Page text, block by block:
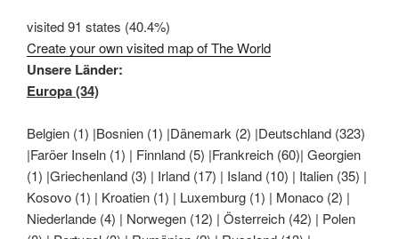
visited 91 states (40.4%)
Create your own visited map of The World
Unsere Länder:
Europa (34)
Belgien (1) |Bosnien (1) |Dänemark (2) |Deutschland (323)
|Faröer Inseln (1) | Finnland (5) |Frankreich (60)| Georgien
(1) |Griechenland (3) | Irland (17) | Island (10) | Italien (35) |
Kosovo (1) | Kroatien (1) | Luxemburg (1) | Monaco (2) |
Niederlande (4) | Norwegen (12) | Österreich (42) | Polen